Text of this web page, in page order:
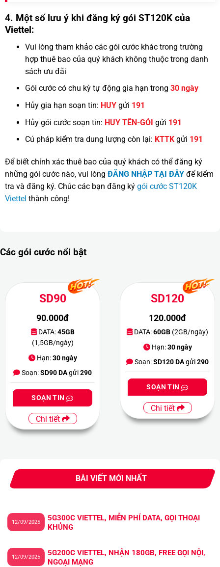
4. Một số lưu ý khi đăng ký gói ST120K của
Viettel:
Vui lòng tham khảo các gói cước khác trong trường
hợp thuê bao của quý khách không thuộc trong danh
sách ưu đãi
Gói cước có chu kỳ tự động gia hạn trong 30 ngày
Hủy gia hạn soạn tin: HUYgửi 191
Hủy gói cước soạn tin: HUY TÊN-GÓI gửi 191
Cú pháp kiểm tra dung lượng còn lại: KTTK gửi 191
Để biết chính xác thuê bao của quý khách có thể đăng ký
những gói cước nào, vui lòng ĐĂNG NHẬP TẠI ĐÂY để kiểm
tra và đăng ký. Chúc các bạn đăng ký gói cước ST120K
Viettel thành công!
Các gói cước nổi bật
SD90
90.000đ
DATA:45GB
(1,5GB/ngày)
Hạn:30 ngày
Soạn:SD90 DAgửi290
SOẠN TIN
Chi tiết
SD120
120.000đ
DATA:60GB (2GB/ngày)
Hạn:30 ngày
Soạn:SD120 DAgửi290
SOẠN TIN
Chi tiết
BÀI VIẾT MỚI NHẤT
5G300C VIETTEL, MIỄN PHÍ DATA, GỌI THOẠI
KHỦNG
12/09/2025
5G200C VIETTEL, NHẬN 180GB, FREE GỌI NỘI,
NGOẠI MẠNG
12/09/2025